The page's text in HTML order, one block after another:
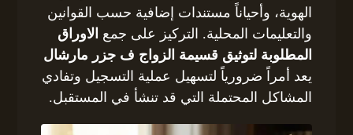
الهوية، وأحياناً مستندات إضافية حسب القوانين
والتعليمات المحلية. التركيز على جمع الاوراق
المطلوبة لتوثيق قسيمة الزواج ف جزر مارشال
يعد أمراً ضرورياً لتسهيل عملية التسجيل وتفادي
المشاكل المحتملة التي قد تنشأ في المستقبل.